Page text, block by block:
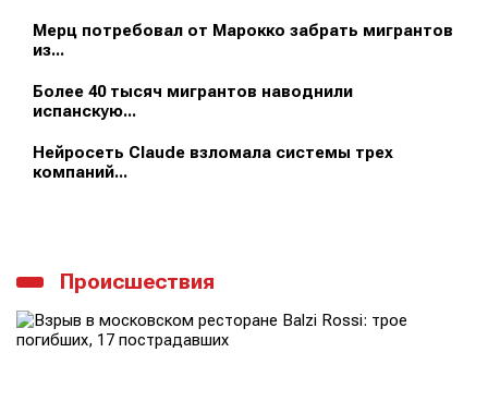
Мерц потребовал от Марокко забрать мигрантов
из...
Более 40 тысяч мигрантов наводнили
испанскую...
Нейросеть Claude взломала системы трех
компаний...
Происшествия